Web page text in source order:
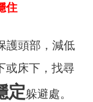
住
護頭部，減低
或床下，找尋
定躲避處。